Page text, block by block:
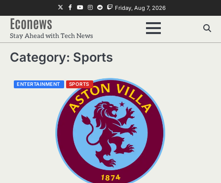
to
content
Twitter
Facebook
YoutubeInstagram
RedditTwitch
Friday, Aug 7, 2026
Econews
Stay Ahead with Tech News
Category: Sports
ENTERTAINMENT SPORTS